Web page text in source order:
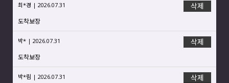
최*경 | 2026.07.31 삭제
도착보장
박* | 2026.07.31 삭제
도착보장
박*림 | 2026.07.31 삭제